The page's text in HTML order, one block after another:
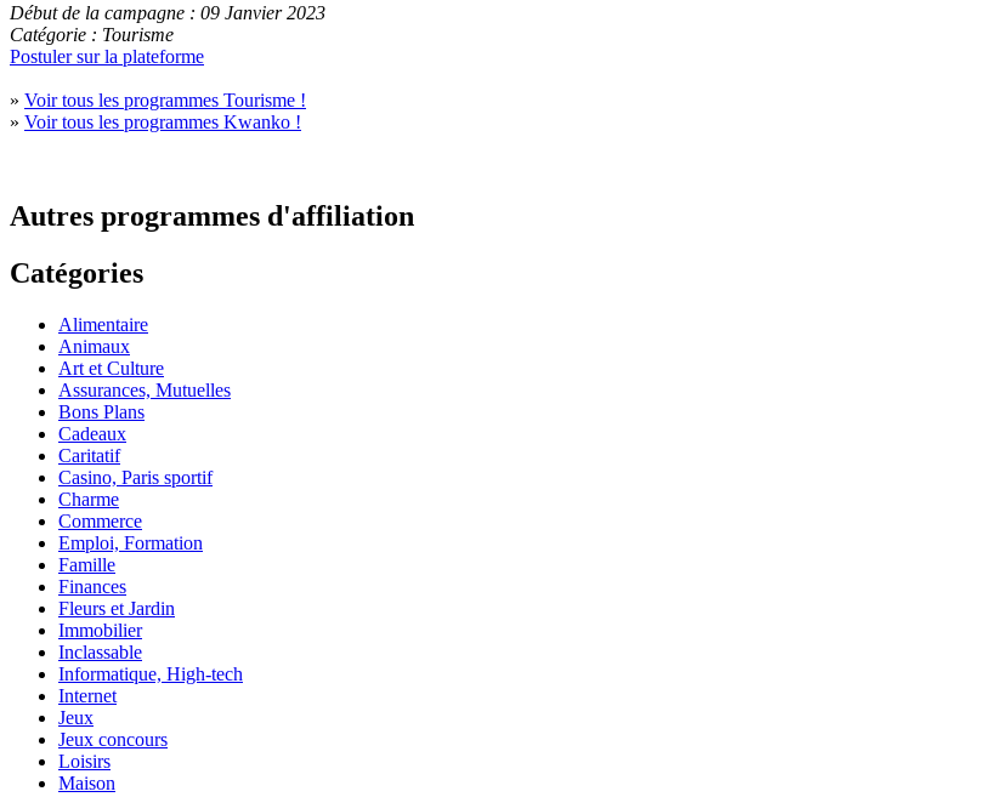
Début de la campagne : 09 Janvier 2023
Catégorie : Tourisme
Postuler sur la plateforme
» Voir tous les programmes Tourisme !
» Voir tous les programmes Kwanko !
Autres programmes d'affiliation
Catégories
Alimentaire
Animaux
Art et Culture
Assurances, Mutuelles
Bons Plans
Cadeaux
Caritatif
Casino, Paris sportif
Charme
Commerce
Emploi, Formation
Famille
Finances
Fleurs et Jardin
Immobilier
Inclassable
Informatique, High-tech
Internet
Jeux
Jeux concours
Loisirs
Maison